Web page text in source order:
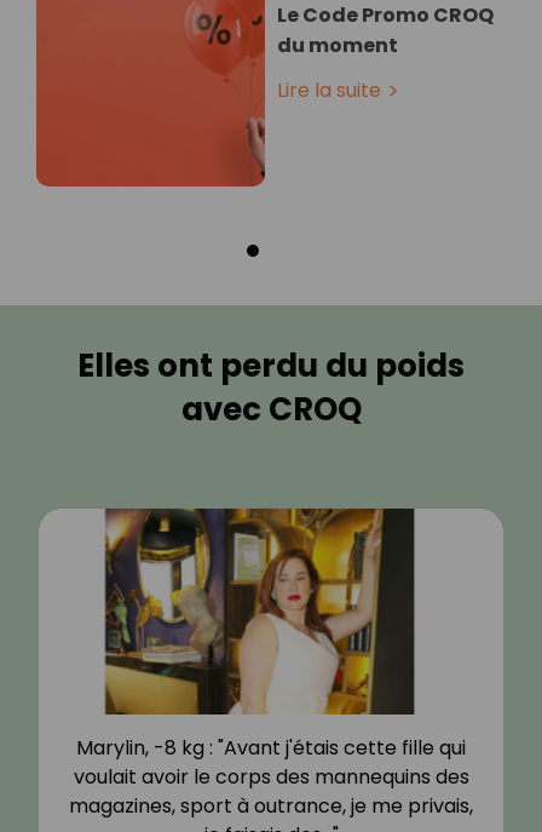
Le Code Promo CROQ
du moment
Lire la suite
Elles ont perdu du poids
avec CROQ
Marylin, -8 kg : "Avant j'étais cette fille qui
voulait avoir le corps des mannequins des
magazines, sport à outrance, je me privais,